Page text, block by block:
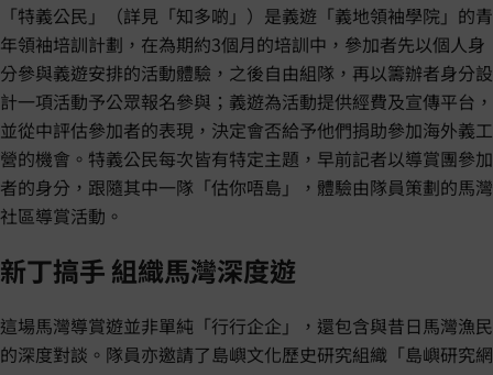
「特義公民」（詳見「知多啲」）是義遊「義地領袖學院」的青
年領袖培訓計劃，在為期約3個月的培訓中，參加者先以個人身
分參與義遊安排的活動體驗，之後自由組隊，再以籌辦者身分設
計一項活動予公眾報名參與；義遊為活動提供經費及宣傳平台，
並從中評估參加者的表現，決定會否給予他們捐助參加海外義工
營的機會。特義公民每次皆有特定主題，早前記者以導賞團參加
者的身分，跟隨其中一隊「估你唔島」，體驗由隊員策劃的馬灣
社區導賞活動。
新丁搞手 組織馬灣深度遊
這場馬灣導賞遊並非單純「行行企企」，還包含與昔日馬灣漁民
的深度對談。隊員亦邀請了島嶼文化歷史研究組織「島嶼研究網